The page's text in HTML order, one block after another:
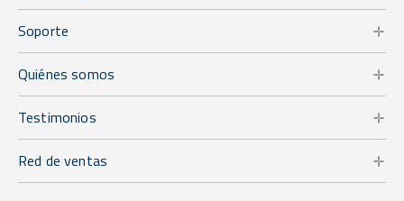
Soporte
Quiénes somos
Testimonios
Red de ventas